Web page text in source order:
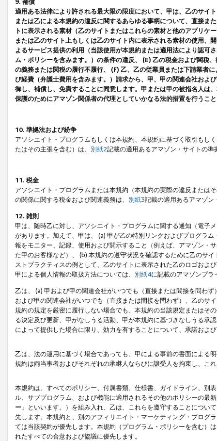
9. 補償
適用ある法律により許される最大限の限度において、甲は、乙のサイ
または乙による本規約の違反に関するあらゆる事柄について、直接ま
トに表示される素材（乙のサイトまたはこれらの素材と他のアプリ
または乙のサイト上もしくは乙のサイト内に表示される素材の使用、
よるサービス提供の利用（当該使用が本規約または適用法により認可
ム・ポリシーを含みます。）の条件の違反、 (E) 乙の税金および関税
の義務または関税の履行不履行、 (F) 乙、乙の従業員または下請業者
び経費（弁護士費用を含みます。）請求から、甲、甲の関連会社およ
御し、補償し、免責することに同意します。甲または甲の被指名人は
保護のためにアマゾン関係者の代理としていかなる法的措置を行うこ
10. 準拠法および紛争
アソシエイト・プログラムもしくは本規約、本規約に基づく取引もし
たはその主張を含む）は、 別紙2記載の適用あるアマゾン・サイトの
11. 税金
アソシエイト・プログラムまたは本規約（本規約の実際の違反または
の関係に関する税金および関連義務は、 別紙3記載の適用あるアマゾン
12. 雑則
甲は、随時乙に対し、アソシエイト・プログラムに関する通知（電子
があります。加えて、甲は、 (a) 甲が乙の特別リンクおよびプログラ
報をモニター、記録、使用および開示すること（例えば、アマゾン・
た甲のお客様など）、 (b) 本規約の遵守状況を確認するために乙のサ
ストプラクティスの例として、乙のサイトに表示された乙のロゴおよ
甲による個人情報の取扱方法については、 別紙4に記載のアマゾンプ
乙は、 (a) 甲および甲の関連会社がいつでも（直接または間接を問わ
および甲の関連会社がいつでも（直接または間接を問わず）、乙のサ
規約の規定を厳密に履行しない場合でも、本規約の当該規定またはそ
る決定及び更新、甲がなしうる活動、甲が本規約に基づきなしうる承
によって提供した場合に限り、効力を有することについて、承諾およ
乙は、法の運用に基づく場合であっても、甲による事前の書面による
規約は両当事者およびそれぞれの承継人ならびに譲受人を拘束し、こ
本規約は、すべてのポリシー、付属書類、仕様書、ガイドライン、別
ル、サブプログラム、および機能に適用されるその他のポリシーの最
ー 」といいます。）を組み入れ、乙は、これらを遵守することにつ
先します。本規約と、別のアフィリエイト・マーケティング・プログ
ては当該契約が優先します。本規約（プログラム・ポリシーを含む）
れたすべての合意および協議に優先します。